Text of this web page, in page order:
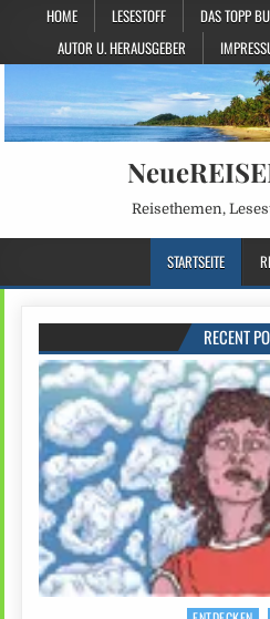
HOME LESESTOFF DAS TOPP
AUTOR U. HERAUSGEBER
Reisethemen,
STARTSEITE
RECENT